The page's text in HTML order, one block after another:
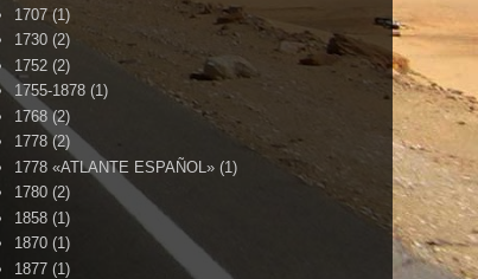
1707 (1)
1730 (2)
1752 (2)
1755-1878 (1)
1768 (2)
1778 (2)
1778 «ATLANTE ESPAÑOL» (1)
1780 (2)
1858 (1)
1870 (1)
1877 (1)